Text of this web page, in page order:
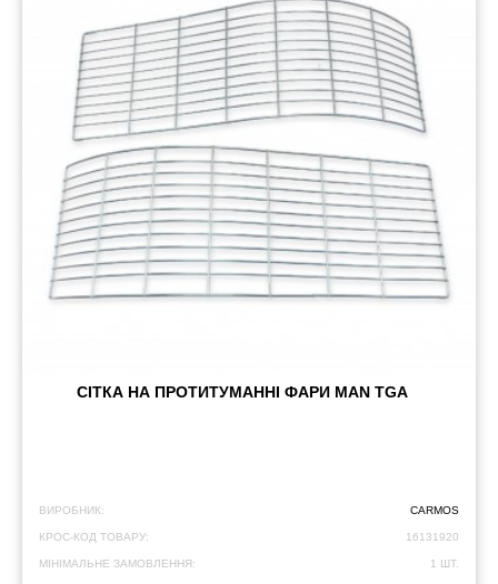
Пневматичні з'єднання
Запчастини
Інструменти
Оснащення причепів
Автономне опалення та кондиціонування
Стяжні ремені та троси
СІТКА НА ПРОТИТУМАННІ ФАРИ MAN TGA
ВИРОБНИК: CARMOS
КРОС-КОД ТОВАРУ: 16131920
МІНІМАЛЬНЕ ЗАМОВЛЕННЯ: 1 ШТ.